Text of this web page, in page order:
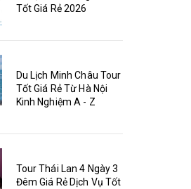
Tốt Giá Rẻ 2026
Du Lịch Minh Châu Tour
Tốt Giá Rẻ Từ Hà Nội
Kinh Nghiệm A - Z
Tour Thái Lan 4 Ngày 3
Đêm Giá Rẻ Dịch Vụ Tốt